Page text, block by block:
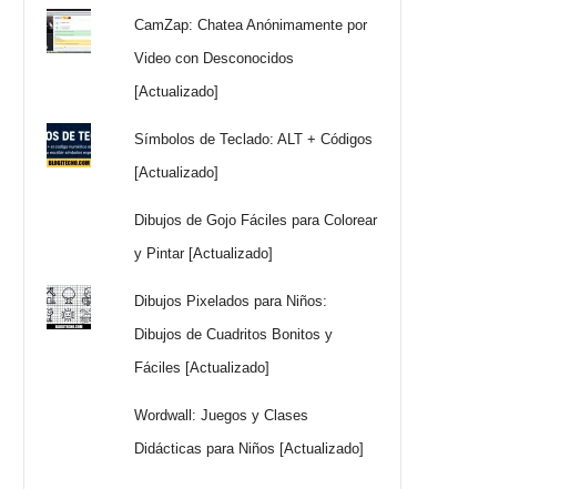
CamZap: Chatea Anónimamente por
Video con Desconocidos
[Actualizado]
Símbolos de Teclado: ALT + Códigos
[Actualizado]
Dibujos de Gojo Fáciles para Colorear
y Pintar [Actualizado]
Dibujos Pixelados para Niños:
Dibujos de Cuadritos Bonitos y
Fáciles [Actualizado]
Wordwall: Juegos y Clases
Didácticas para Niños [Actualizado]